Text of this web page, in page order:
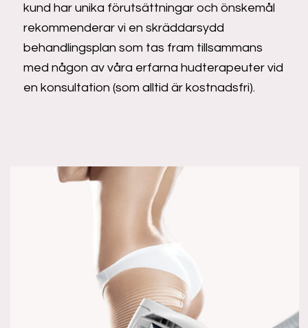
kund har unika förutsättningar och önskemål
rekommenderar vi en skräddarsydd
behandlingsplan som tas fram tillsammans
med någon av våra erfarna hudterapeuter vid
en konsultation (som alltid är kostnadsfri).